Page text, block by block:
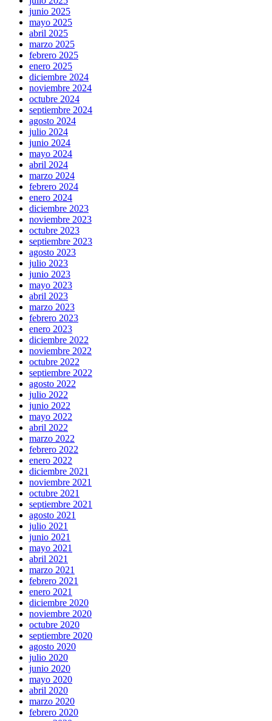
junio 2025
mayo 2025
abril 2025
marzo 2025
febrero 2025
enero 2025
diciembre 2024
noviembre 2024
octubre 2024
septiembre 2024
agosto 2024
julio 2024
junio 2024
mayo 2024
abril 2024
marzo 2024
febrero 2024
enero 2024
diciembre 2023
noviembre 2023
octubre 2023
septiembre 2023
agosto 2023
julio 2023
junio 2023
mayo 2023
abril 2023
marzo 2023
febrero 2023
enero 2023
diciembre 2022
noviembre 2022
octubre 2022
septiembre 2022
agosto 2022
julio 2022
junio 2022
mayo 2022
abril 2022
marzo 2022
febrero 2022
enero 2022
diciembre 2021
noviembre 2021
octubre 2021
septiembre 2021
agosto 2021
julio 2021
junio 2021
mayo 2021
abril 2021
marzo 2021
febrero 2021
enero 2021
diciembre 2020
noviembre 2020
octubre 2020
septiembre 2020
agosto 2020
julio 2020
junio 2020
mayo 2020
abril 2020
marzo 2020
febrero 2020